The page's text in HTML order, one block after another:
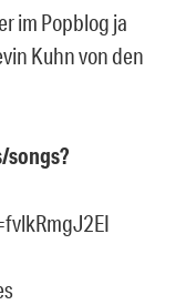
im Popblog ja
Kuhn von den
songs?